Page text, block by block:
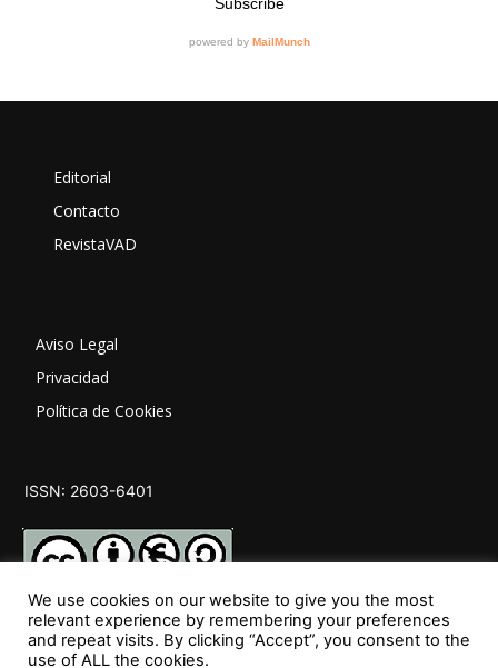
Editorial
Contacto
RevistaVAD
Aviso Legal
Privacidad
Política de Cookies
ISSN: 2603-6401
SÍGUENOS
We use cookies on our website to give you the most
relevant experience by remembering your preferences
and repeat visits. By clicking “Accept”, you consent to the
use of ALL the cookies.